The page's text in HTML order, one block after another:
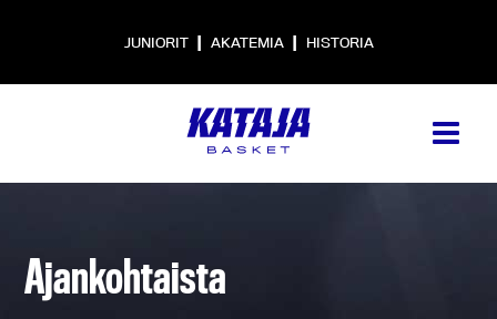
JUNIORIT | AKATEMIA | HISTORIA
Ajankohtaista